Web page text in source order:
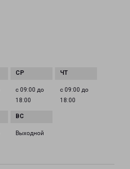
с 09:00 до
18:00
с 09:00 до
18:00
Выходной